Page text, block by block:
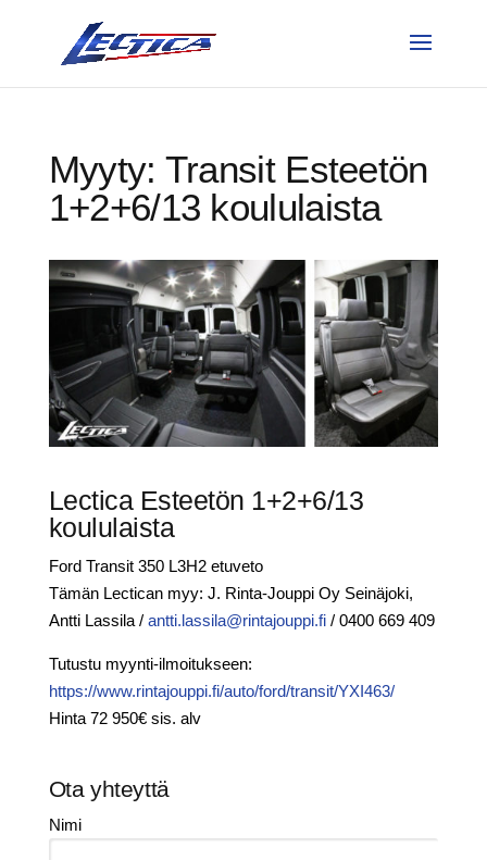
Myyty: Transit Esteetön
1+2+6/13 koululaista
Lectica Esteetön 1+2+6/13
koululaista
Ford Transit 350 L3H2 etuveto
Tämän Lectican myy: J. Rinta-Jouppi Oy Seinäjoki,
Antti Lassila / antti.lassila@rintajouppi.fi/ 0400 669 409
Tutustu myynti-ilmoitukseen:
https://www.rintajouppi.fi/auto/ford/transit/YXI463/
Hinta 72 950€ sis. alv
Ota yhteyttä
Nimi